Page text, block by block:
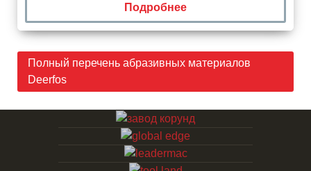
Подробнее
Полный перечень абразивных материалов
Deerfos